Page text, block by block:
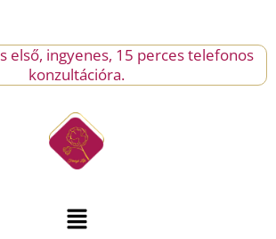
első, ingyenes, 15 perces telefonos
konzultációra.
Menu